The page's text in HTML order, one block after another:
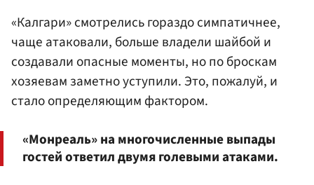
«Калгари» смотрелись гораздо симпатичнее,
чаще атаковали, больше владели шайбой и
создавали опасные моменты, но по броскам
хозяевам заметно уступили. Это, пожалуй, и
стало определяющим фактором.
«Монреаль» на многочисленные выпады
гостей ответил двумя голевыми атаками.